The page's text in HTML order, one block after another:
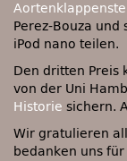
Perez-Bouza
iPod nano teilen.
Den dritten Preis
von der Uni
Historie sichern.
Wir gratulieren
bedanken uns